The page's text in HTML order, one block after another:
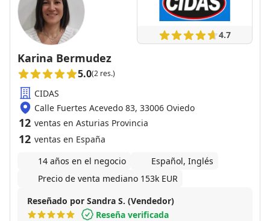
4.7
Karina Bermudez
5.0(2 res.)
CIDAS
Calle Fuertes Acevedo 83, 33006 Oviedo
12 ventas en Asturias Provincia
12 ventas en España
14 años en el negocio
Español, Inglés
Precio de venta mediano 153k EUR
Reseñado por Sandra S. (Vendedor)
Reseña verificada